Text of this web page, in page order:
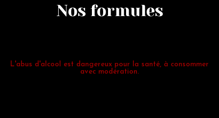
Nos formules
L'abus d'alcool est dangereux pour la santé, à consommer
avec modération.